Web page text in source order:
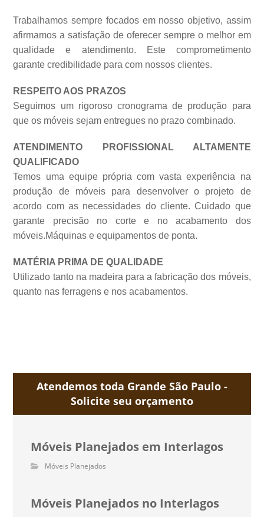
Trabalhamos sempre focados em nosso objetivo, assim
afirmamos a satisfação de oferecer sempre o melhor em
qualidade e atendimento. Este comprometimento
garante credibilidade para com nossos clientes.
RESPEITO AOS PRAZOS
Seguimos um rigoroso cronograma de produção para
que os móveis sejam entregues no prazo combinado.
ATENDIMENTO PROFISSIONAL ALTAMENTE
QUALIFICADO
Temos uma equipe própria com vasta experiência na
produção de móveis para desenvolver o projeto de
acordo com as necessidades do cliente. Cuidado que
garante precisão no corte e no acabamento dos
móveis.Máquinas e equipamentos de ponta.
MATÉRIA PRIMA DE QUALIDADE
Utilizado tanto na madeira para a fabricação dos móveis,
quanto nas ferragens e nos acabamentos.
Atendemos toda Grande São Paulo -
Solicite seu orçamento
Móveis Planejados em Interlagos
Móveis Planejados
Móveis Planejados no Interlagos